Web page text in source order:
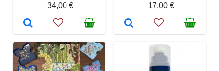
34,00 €
17,00 €